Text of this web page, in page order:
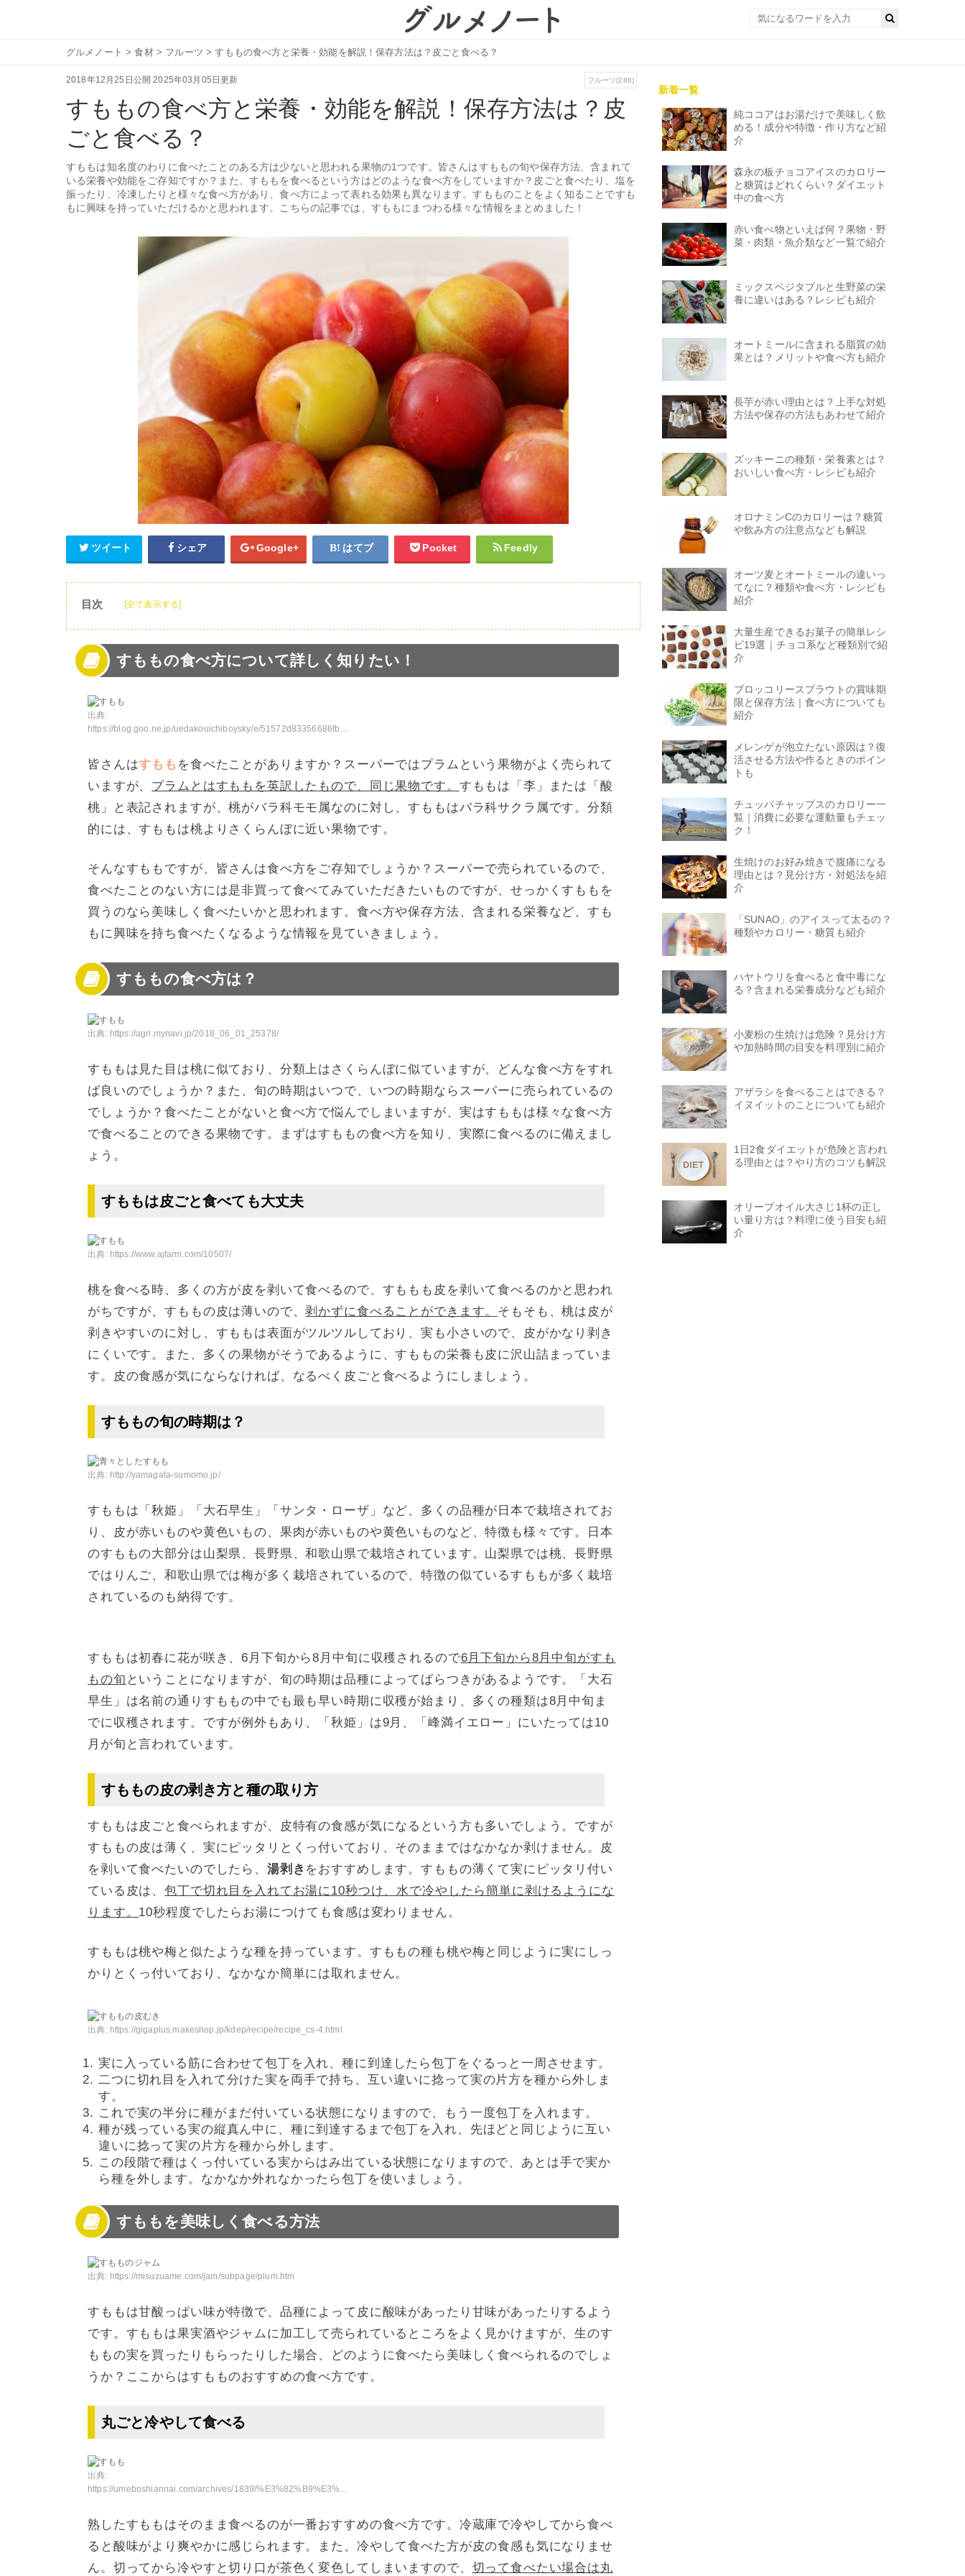
グルメノート >食材 > フルーツ >すももの食べ方と栄養・効能を解説！保存方法は？皮ごと食べる？
2018年12月25日公開 2025年03月05日更新 フルーツ(288)
すももの食べ方と栄養・効能を解説！保存方法は？皮
ごと食べる？
すももは知名度のわりに食べたことのある方は少ないと思われる果物の1つです。皆さんはすももの旬や保存方法、含まれて
いる栄養や効能をご存知ですか？また、すももを食べるという方はどのような食べ方をしていますか？皮ごと食べたり、塩を
振ったり、冷凍したりと様々な食べ方があり、食べ方によって表れる効果も異なります。すもものことをよく知ることですも
もに興味を持っていただけるかと思われます。こちらの記事では、すももにまつわる様々な情報をまとめました！
ツイート シェア Google+ はてブ Pocket Feedly
目次 [全て表示する]
3 すももを美味しく食べる方法
4 すももの栄養や効果効能
5 すももの正しい保存方法
6 すももの美味しい食べ方を試してみよう！
すももの食べ方について詳しく知りたい！
出典:
https://blog.goo.ne.jp/uedakouichiboysky/e/51572d83356686fb51293b4d1d8a7b10
皆さんはすもも を食べたことがありますか？スーパーではプラムという果物がよく売られて
いますが、 プラムとはすももを英訳したもので、同じ果物です。 すももは「李」または「酸
桃」と表記されますが、桃がバラ科モモ属なのに対し、すももはバラ科サクラ属です。分類
的には、すももは桃よりさくらんぼに近い果物です。
そんなすももですが、皆さんは食べ方をご存知でしょうか？スーパーで売られているので、
食べたことのない方には是非買って食べてみていただきたいものですが、せっかくすももを
買うのなら美味しく食べたいかと思われます。食べ方や保存方法、含まれる栄養など、すも
もに興味を持ち食べたくなるような情報を見ていきましょう。
すももの食べ方は？
出典: https://agri.mynavi.jp/2018_06_01_25378/
すももは見た目は桃に似ており、分類上はさくらんぼに似ていますが、どんな食べ方をすれ
ば良いのでしょうか？また、旬の時期はいつで、いつの時期ならスーパーに売られているの
でしょうか？食べたことがないと食べ方で悩んでしまいますが、実はすももは様々な食べ方
で食べることのできる果物です。まずはすももの食べ方を知り、実際に食べるのに備えまし
ょう。
すももは皮ごと食べても大丈夫
出典: https://www.ajfarm.com/10507/
桃を食べる時、多くの方が皮を剥いて食べるので、すももも皮を剥いて食べるのかと思われ
がちですが、すももの皮は薄いので、剥かずに食べることができます。 そもそも、桃は皮が
剥きやすいのに対し、すももは表面がツルツルしており、実も小さいので、皮がかなり剥き
にくいです。また、多くの果物がそうであるように、すももの栄養も皮に沢山詰まっていま
す。皮の食感が気にならなければ、なるべく皮ごと食べるようにしましょう。
すももの旬の時期は？
出典: http://yamagata-sumomo.jp/
すももは「秋姫」「大石早生」「サンタ・ローザ」など、多くの品種が日本で栽培されてお
り、皮が赤いものや黄色いもの、果肉が赤いものや黄色いものなど、特徴も様々です。日本
のすももの大部分は山梨県、長野県、和歌山県で栽培されています。山梨県では桃、長野県
ではりんご、和歌山県では梅が多く栽培されているので、特徴の似ているすももが多く栽培
されているのも納得です。
すももは初春に花が咲き、6月下旬から8月中旬に収穫されるので6月下旬から8月中旬がすも
もの旬 ということになりますが、旬の時期は品種によってばらつきがあるようです。「大石
早生」は名前の通りすももの中でも最も早い時期に収穫が始まり、多くの種類は8月中旬ま
でに収穫されます。ですが例外もあり、「秋姫」は9月、「峰満イエロー」にいたっては10
月が旬と言われています。
すももの皮の剥き方と種の取り方
すももは皮ごと食べられますが、皮特有の食感が気になるという方も多いでしょう。ですが
すももの皮は薄く、実にピッタリとくっ付いており、そのままではなかなか剥けません。皮
を剥いて食べたいのでしたら、 湯剥き をおすすめします。すももの薄くて実にピッタリ付い
ている皮は、包丁で切れ目を入れてお湯に10秒つけ、水で冷やしたら簡単に剥けるようにな
ります。 10秒程度でしたらお湯につけても食感は変わりません。
すももは桃や梅と似たような種を持っています。すももの種も桃や梅と同じように実にしっ
かりとくっ付いており、なかなか簡単には取れません。
出典: https://gigaplus.makeshop.jp/kdep/recipe/recipe_cs-4.html
実に入っている筋に合わせて包丁を入れ、種に到達したら包丁をぐるっと一周させます。
二つに切れ目を入れて分けた実を両手で持ち、互い違いに捻って実の片方を種から外しま
す。
これで実の半分に種がまだ付いている状態になりますので、もう一度包丁を入れます。
種が残っている実の縦真ん中に、種に到達するまで包丁を入れ、先ほどと同じように互い
違いに捻って実の片方を種から外します。
この段階で種はくっ付いている実からはみ出ている状態になりますので、あとは手で実か
ら種を外します。なかなか外れなかったら包丁を使いましょう。
すももを美味しく食べる方法
出典: https://misuzuame.com/jam/subpage/plum.htm
すももは甘酸っぱい味が特徴で、品種によって皮に酸味があったり甘味があったりするよう
です。すももは果実酒やジャムに加工して売られているところをよく見かけますが、生のす
ももの実を買ったりもらったりした場合、どのように食べたら美味しく食べられるのでしょ
うか？ここからはすもものおすすめの食べ方です。
丸ごと冷やして食べる
出典:
https://umeboshiannai.com/archives/1839/%E3%82%B9%E3%83%A2%E3%83%A2%E3%81%AE%E9%A3%9F%E3%81%B9%E6%96%B9
熟したすももはそのまま食べるのが一番おすすめの食べ方です。冷蔵庫で冷やしてから食べ
ると酸味がより爽やかに感じられます。また、冷やして食べた方が皮の食感も気になりませ
ん。切ってから冷やすと切り口が茶色く変色してしまいますので、 切って食べたい場合は丸
新着一覧
純ココアはお湯だけで美味しく飲
める！成分や特徴・作り方など紹
介
森永の板チョコアイスのカロリー
と糖質はどれくらい？ダイエット
中の食べ方
赤い食べ物といえば何？果物・野
菜・肉類・魚介類など一覧で紹介
ミックスベジタブルと生野菜の栄
養に違いはある？レシピも紹介
オートミールに含まれる脂質の効
果とは？メリットや食べ方も紹介
長芋が赤い理由とは？上手な対処
方法や保存の方法もあわせて紹介
ズッキーニの種類・栄養素とは？
おいしい食べ方・レシピも紹介
オロナミンCのカロリーは？糖質
や飲み方の注意点なども解説
オーツ麦とオートミールの違いっ
てなに？種類や食べ方・レシピも
紹介
大量生産できるお菓子の簡単レシ
ピ19選｜チョコ系など種類別で紹
介
ブロッコリースプラウトの賞味期
限と保存方法｜食べ方についても
紹介
メレンゲが泡立たない原因は？復
活させる方法や作るときのポイン
トも
チュッパチャップスのカロリー一
覧｜消費に必要な運動量もチェッ
ク！
生焼けのお好み焼きで腹痛になる
理由とは？見分け方・対処法を紹
介
「SUNAO」のアイスって太るの？
種類やカロリー・糖質も紹介
ハヤトウリを食べると食中毒にな
る？含まれる栄養成分なども紹介
小麦粉の生焼けは危険？見分け方
や加熱時間の目安を料理別に紹介
アザラシを食べることはできる？
イヌイットのことについても紹介
1日2食ダイエットが危険と言われ
る理由とは？やり方のコツも解説
オリーブオイル大さじ1杯の正し
い量り方は？料理に使う目安も紹
介